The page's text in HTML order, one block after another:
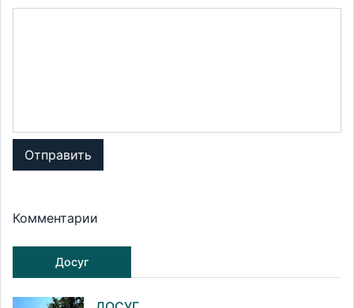
Отправить
Комментарии
Досуг